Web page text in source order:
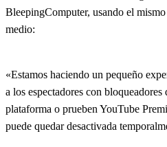
BleepingComputer, usando el
medio:
«Estamos haciendo un pequeño
a los espectadores con
plataforma o prueben YouTube
puede quedar desactivada